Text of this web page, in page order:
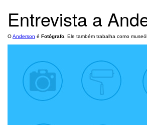
Entrevista a
OAnderson é Fotógrafo . Ele também trabalha como